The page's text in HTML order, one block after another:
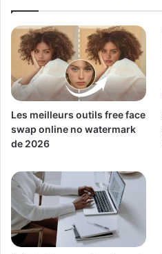
Les meilleurs outils free face
swap online no watermark
de 2026